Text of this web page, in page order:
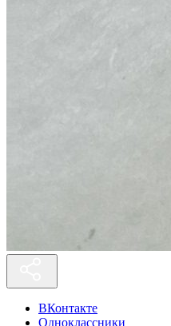
ВКонтакте
Одноклассники